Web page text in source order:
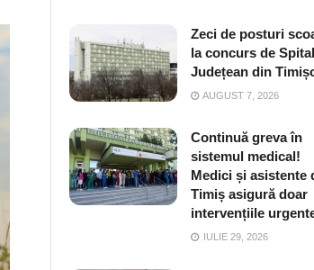
Zeci de posturi
la concurs de
Județean din
AUGUST 7, 2026
Continuă greva în
sistemul medical!
Medici și asistente
Timiș asigură doar
intervențiile
IULIE 29, 2026